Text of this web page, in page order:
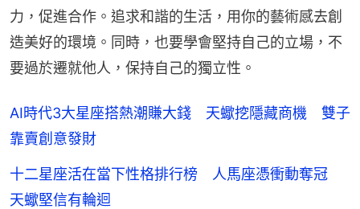
力，促進合作。追求和諧的生活，用你的藝術感去創
造美好的環境。同時，也要學會堅持自己的立場，不
要過於遷就他人，保持自己的獨立性。
AI時代3大星座搭熱潮賺大錢 天蠍挖隱藏商機 雙子
靠賣創意發財
十二星座活在當下性格排行榜 人馬座憑衝動奪冠
天蠍堅信有輪迴